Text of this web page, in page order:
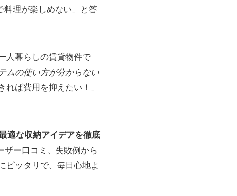
料理が楽しめない」と答
人暮らしの賃貸物件で
ムの使い方が分からない
れば費用を抑えたい！」
適な収納アイデアを徹底
ザー口コミ、失敗例から
ピッタリで、毎日心地よ